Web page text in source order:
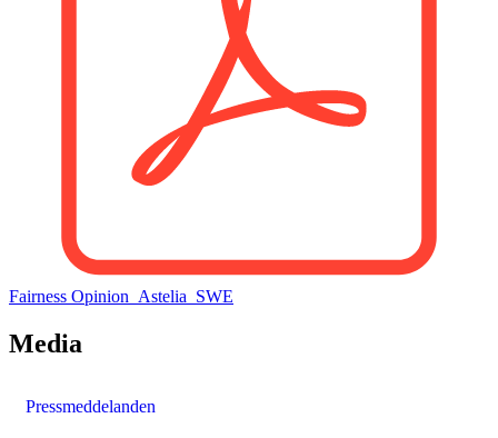
Fairness Opinion_Astelia_SWE
Media
Pressmeddelanden